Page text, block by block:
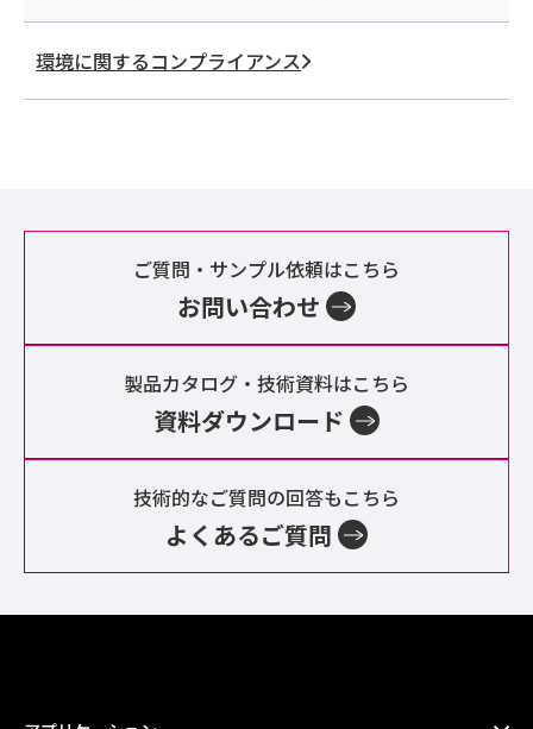
環境に関するコンプライアンス
ご質問・サンプル依頼はこちら
お問い合わせ
製品カタログ・技術資料はこちら
資料ダウンロード
技術的なご質問の回答もこちら
よくあるご質問